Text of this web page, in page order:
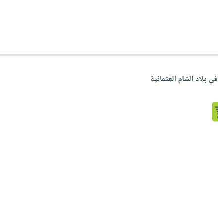
بلاد الشام العثمانية